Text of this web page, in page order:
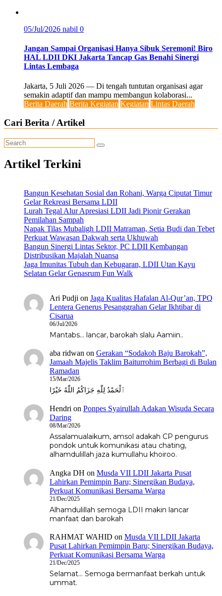
05/Jul/2026 nabil 0
Jangan Sampai Organisasi Hanya Sibuk Seremoni! Biro
HAL LDII DKI Jakarta Tancap Gas Benahi Sinergi
Lintas Lembaga
Jakarta, 5 Juli 2026 — Di tengah tuntutan organisasi agar
semakin adaptif dan mampu membangun kolaborasi...
Berita Daerah Berita Kegiatan Kegiatan Lintas Daerah
Cari Berita / Artikel
Artikel Terkini
Bangun Kesehatan Sosial dan Rohani, Warga Ciputat Timur
Gelar Rekreasi Bersama LDII
Lurah Tegal Alur Apresiasi LDII Jadi Pionir Gerakan
Pemilahan Sampah
Napak Tilas Mubaligh LDII Matraman, Setia Budi dan Tebet
Perkuat Wawasan Dakwah serta Ukhuwah
Bangun Sinergi Lintas Sektor, PC LDII Kembangan
Distribusikan Majalah Nuansa
Jaga Imunitas Tubuh dan Kebugaran, LDII Utan Kayu
Selatan Gelar Genasrum Fun Walk
Ari Pudji on Jaga Kualitas Hafalan Al-Qur’an, TPQ
Lentera Generus Pesanggrahan Gelar Ikhtibar di
Cisarua
06/Jul/2026
Mantabs... lancar, barokah slalu Aamiin..
aba ridwan on Gerakan “Sodakoh Baju Barokah”,
Jamaah Majelis Taklim Baiturrohim Berbagi di Bulan
Ramadan
15/Mar/2026
ٱلْحَمْدُ لِلّٰهِ جَزَاكُمُ اللّٰهُ خَيْرًا
Hendri on Ponpes Syairullah Adakan Wisuda Secara
Daring
08/Mar/2026
Assalamualaikum, amsol adakah CP pengurus
pondok untuk komunikasi atau chating,
alhamdulillah jaza kumullahu khoiroo.
Angka DH on Musda VII LDII Jakarta Pusat
Lahirkan Pemimpin Baru; Sinergikan Budaya,
Perkuat Komunikasi Bersama Warga
21/Dec/2025
Alhamdulillah semoga LDII makin lancar
manfaat dan barokah
RAHMAT WAHID on Musda VII LDII Jakarta
Pusat Lahirkan Pemimpin Baru; Sinergikan Budaya,
Perkuat Komunikasi Bersama Warga
21/Dec/2025
Selamat... Semoga bermanfaat berkah untuk
ummat.